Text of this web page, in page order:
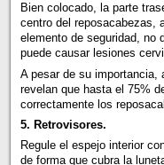
Bien colocado, la parte
centro del reposacabezas,
elemento de seguridad, no
puede causar lesiones
A pesar de su importancia,
revelan que hasta el 75%
correctamente los
5. Retrovisores.
Regule el espejo interior
de forma que cubra la